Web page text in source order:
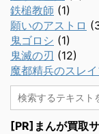
鉄槌教師 (1)
願いのアストロ
鬼ゴロシ (1)
鬼滅の刃 (12)
魔都精兵のスレ
[PR]まんが買取